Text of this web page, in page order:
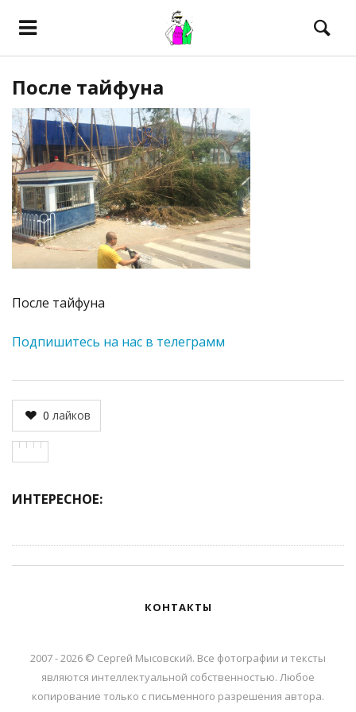
После тайфуна
После тайфуна
Подпишитесь на нас в телеграмм
0 лайков
ИНТЕРЕСНОЕ:
КОНТАКТЫ
2007 - 2026 © Сергей Мысовский. Все фотографии и тексты
являются интеллектуальной собственностью. Любое
копирование только с письменного разрешения автора.